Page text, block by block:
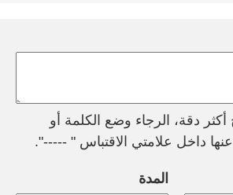
دقة، الرجاء وضع الكلمة أو
عنها داخل علامتي الاقتباس " -----".
المدة